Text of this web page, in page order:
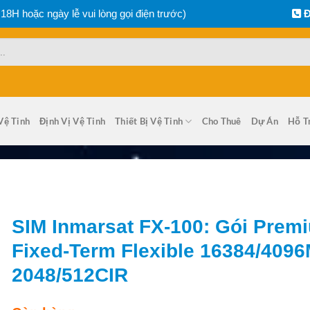
hoặc ngày lễ vui lòng gọi điện trước)
Tinh Định Vị Vệ Tinh Thiết Bị Vệ Tinh Cho Thuê Dự Án Hỗ
SIM Inmarsat FX-100: Gói
Fixed-Term Flexible 16384/
2048/512CIR